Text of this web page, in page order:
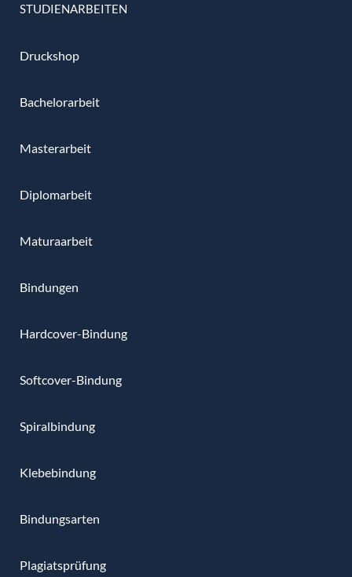
STUDIENARBEITEN
Druckshop
Bachelorarbeit
Masterarbeit
Diplomarbeit
Maturaarbeit
Bindungen
Hardcover-Bindung
Softcover-Bindung
Spiralbindung
Klebebindung
Bindungsarten
Plagiatsprüfung